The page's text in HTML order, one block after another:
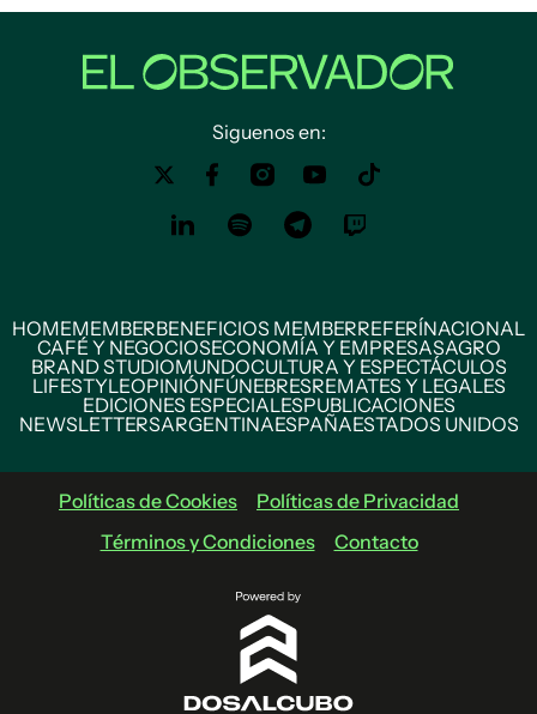
Siguenos en:
HOMEMEMBERBENEFICIOS MEMBERREFERÍNACIONAL
CAFÉ Y NEGOCIOSECONOMÍA Y EMPRESASAGRO
BRAND STUDIOMUNDOCULTURA Y ESPECTÁCULOS
LIFESTYLEOPINIÓNFÚNEBRESREMATES Y LEGALES
EDICIONES ESPECIALESPUBLICACIONES
NEWSLETTERSARGENTINAESPAÑAESTADOS UNIDOS
Políticas de Cookies
Políticas de Privacidad
Términos y Condiciones
Contacto